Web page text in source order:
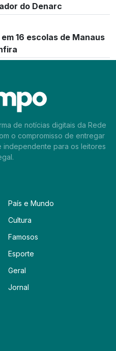
do Denarc
16 escolas de Manaus
de notícias digitais da Rede
o compromisso de entregar
independente para os leitores
País e Mundo
Cultura
Famosos
Esporte
Geral
Jornal